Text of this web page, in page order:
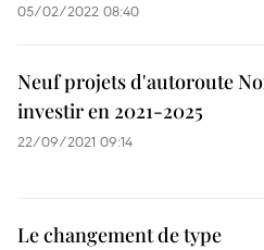
05/02/2022 08:40
Neuf projets d'autoroute
investir en 2021-2025
22/09/2021 09:14
Le changement de type